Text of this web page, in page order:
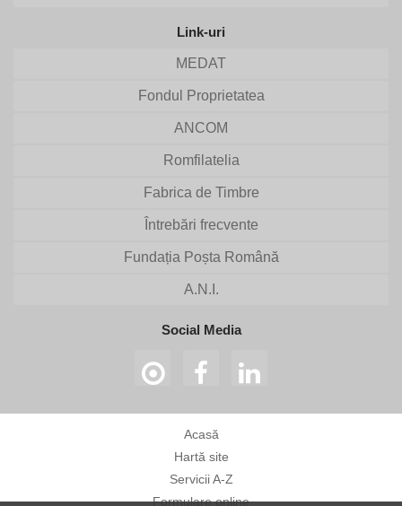
Link-uri
MEDAT
Fondul Proprietatea
ANCOM
Romfilatelia
Fabrica de Timbre
Întrebări frecvente
Fundația Poșta Română
A.N.I.
Social Media
Acasă
Hartă site
Servicii A-Z
Formulare online